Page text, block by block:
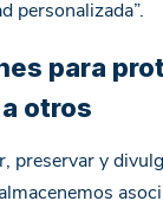
personalizada”.
para
otros
preservar y